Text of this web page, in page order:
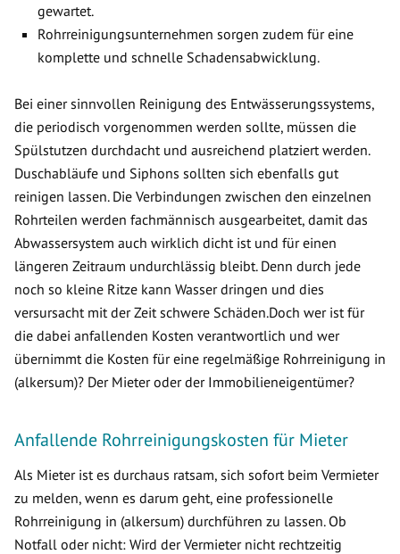
gewartet.
Rohrreinigungsunternehmen sorgen zudem für eine
komplette und schnelle Schadensabwicklung.
Bei einer sinnvollen Reinigung des Entwässerungssystems,
die periodisch vorgenommen werden sollte, müssen die
Spülstutzen durchdacht und ausreichend platziert werden.
Duschabläufe und Siphons sollten sich ebenfalls gut
reinigen lassen. Die Verbindungen zwischen den einzelnen
Rohrteilen werden fachmännisch ausgearbeitet, damit das
Abwassersystem auch wirklich dicht ist und für einen
längeren Zeitraum undurchlässig bleibt. Denn durch jede
noch so kleine Ritze kann Wasser dringen und dies
versursacht mit der Zeit schwere Schäden.Doch wer ist für
die dabei anfallenden Kosten verantwortlich und wer
übernimmt die Kosten für eine regelmäßige Rohrreinigung in
(alkersum)? Der Mieter oder der Immobilieneigentümer?
Anfallende Rohrreinigungskosten für Mieter
Als Mieter ist es durchaus ratsam, sich sofort beim Vermieter
zu melden, wenn es darum geht, eine professionelle
Rohrreinigung in (alkersum) durchführen zu lassen. Ob
Notfall oder nicht: Wird der Vermieter nicht rechtzeitig